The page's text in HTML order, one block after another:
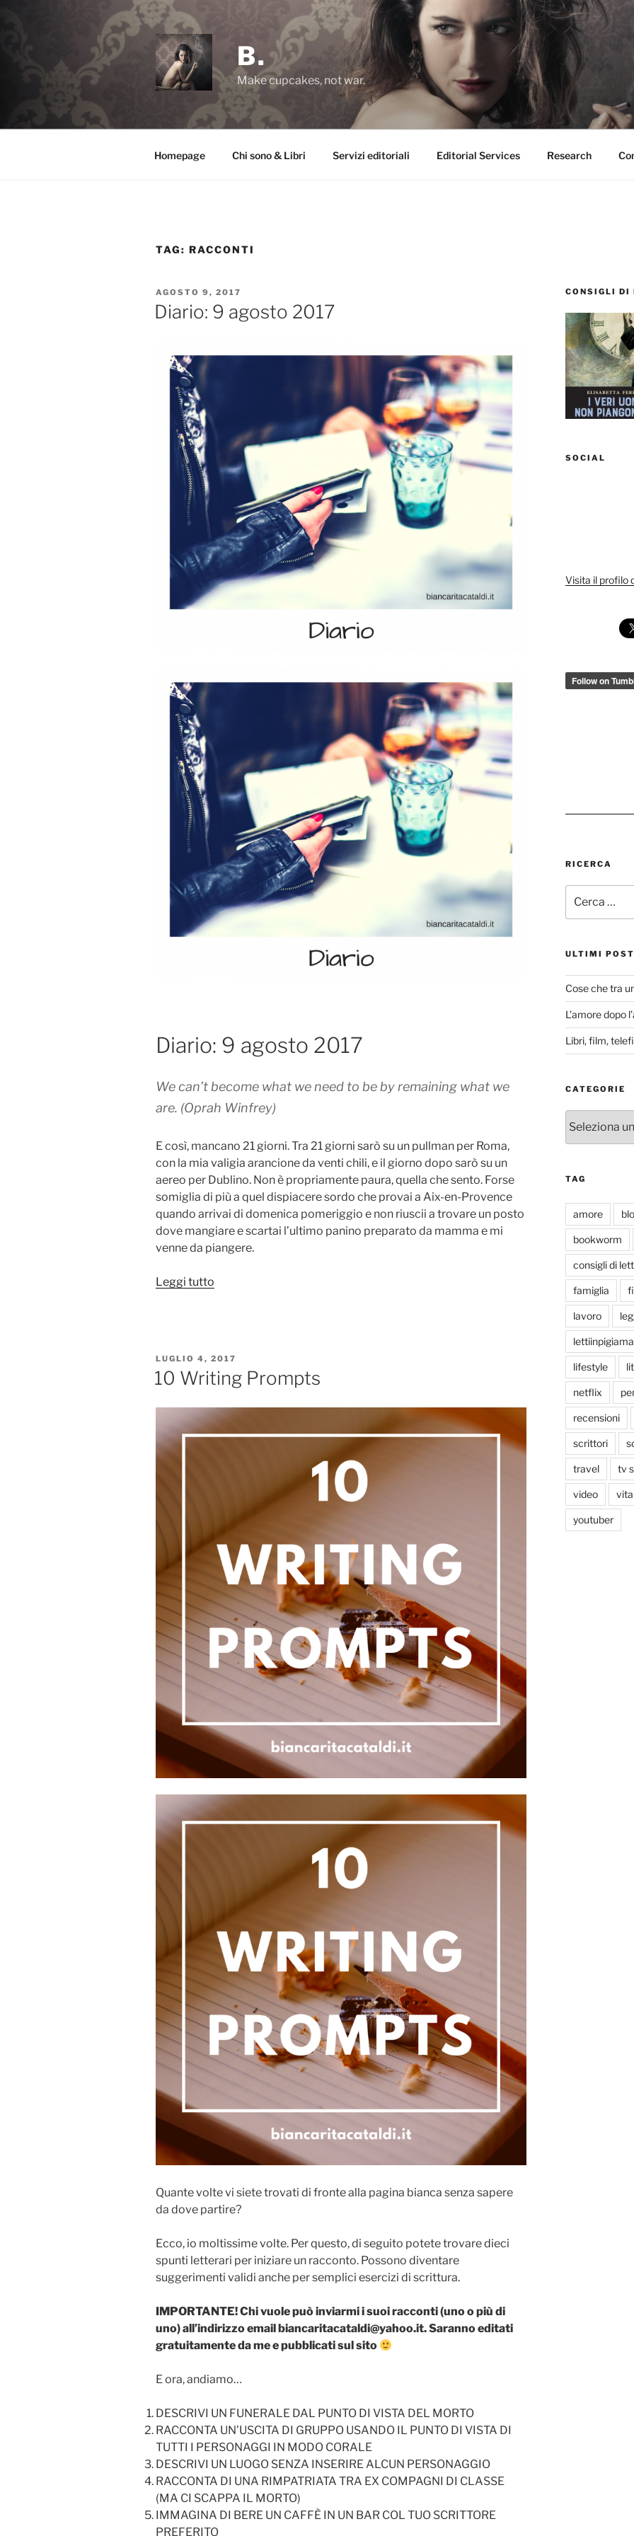
B.
Make cupcakes, not war.
Homepage Chi sono & Libri Servizi editoriali Editorial Services Research
TAG: RACCONTI
PUBBLICATO
IL
AGOSTO 9, 2017
Diario: 9 agosto 2017
Diario: 9 agosto 2017
We can’t become what we need to be by remaining what we
are. (Oprah Winfrey)
E così, mancano 21 giorni. Tra 21 giorni sarò su un pullman per Roma,
con la mia valigia arancione da venti chili, e il giorno dopo sarò su un
aereo per Dublino. Non è propriamente paura, quella che sento. Forse
somiglia di più a quel dispiacere sordo che provai a Aix-en-Provence
quando arrivai di domenica pomeriggio e non riuscii a trovare un posto
dove mangiare e scartai l’ultimo panino preparato da mamma e mi
venne da piangere.
Leggi tutto
PUBBLICATO
IL
LUGLIO 4, 2017
10 Writing Prompts
Quante volte vi siete trovati di fronte alla pagina bianca senza sapere
da dove partire?
Ecco, io moltissime volte. Per questo, di seguito potete trovare dieci
spunti letterari per iniziare un racconto. Possono diventare
suggerimenti validi anche per semplici esercizi di scrittura.
IMPORTANTE! Chi vuole può inviarmi i suoi racconti (uno o più di
uno) all’indirizzo email biancaritacataldi@yahoo.it. Saranno editati
gratuitamente da me e pubblicati sul sito
E ora, andiamo…
DESCRIVI UN FUNERALE DAL PUNTO DI VISTA DEL MORTO
RACCONTA UN’USCITA DI GRUPPO USANDO IL PUNTO DI VISTA DI
TUTTI I PERSONAGGI IN MODO CORALE
DESCRIVI UN LUOGO SENZA INSERIRE ALCUN PERSONAGGIO
RACCONTA DI UNA RIMPATRIATA TRA EX COMPAGNI DI CLASSE
(MA CI SCAPPA IL MORTO)
IMMAGINA DI BERE UN CAFFÈ IN UN BAR COL TUO SCRITTORE
PREFERITO
CONSIGLI DI
SOCIAL
Visita il profilo
RICERCA
ULTIMI POST
Cose che tra
L’amore dopo
Libri, film,
CATEGORIE
TAG
amore
bookworm
consigli di
famiglia
lavoro
lettiinpigiama
lifestyle
netflix
recensioni
scrittori
travel tv
video vita
youtuber